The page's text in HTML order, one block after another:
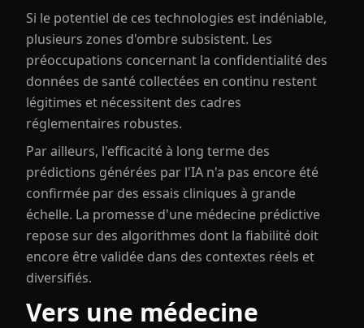
Si le potentiel de ces technologies est indéniable,
plusieurs zones d'ombre subsistent. Les
préoccupations concernant la confidentialité des
données de santé collectées en continu restent
légitimes et nécessitent des cadres
réglementaires robustes.
Par ailleurs, l'efficacité à long terme des
prédictions générées par l'IA n'a pas encore été
confirmée par des essais cliniques à grande
échelle. La promesse d'une médecine prédictive
repose sur des algorithmes dont la fiabilité doit
encore être validée dans des contextes réels et
diversifiés.
Vers une médecine